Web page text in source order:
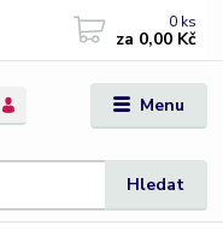
Menu
Hledat
0 ks
za 0,00 Kč